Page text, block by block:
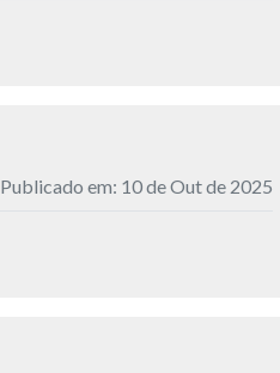
Publicado em: 10 de Out de 2025